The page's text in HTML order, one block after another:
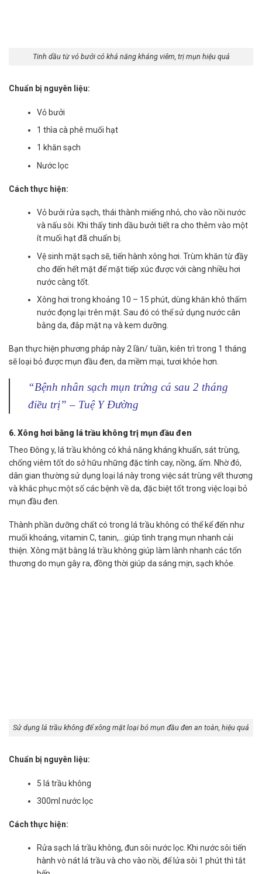
Tinh dầu từ vỏ bưởi có khả năng kháng viêm, trị mụn hiệu quả
Chuẩn bị nguyên liệu:
Vỏ bưởi
1 thìa cà phê muối hạt
1 khăn sạch
Nước lọc
Cách thực hiện:
Vỏ bưởi rửa sạch, thái thành miếng nhỏ, cho vào nồi nước
và nấu sôi. Khi thấy tinh dầu bưởi tiết ra cho thêm vào một
ít muối hạt đã chuẩn bị.
Vệ sinh mặt sạch sẽ, tiến hành xông hơi. Trùm khăn từ đầy
cho đến hết mặt để mặt tiếp xúc được với càng nhiều hơi
nước càng tốt.
Xông hơi trong khoảng 10 – 15 phút, dùng khăn khô thấm
nước đọng lại trên mặt. Sau đó có thể sử dụng nước cân
bằng da, đắp mặt nạ và kem dưỡng.
Bạn thực hiện phương pháp này 2 lần/ tuần, kiên trì trong 1 tháng
sẽ loại bỏ được mụn đầu đen, da mềm mại, tươi khỏe hơn.
“Bệnh nhân sạch mụn trứng cá sau 2 tháng
điều trị” – Tuệ Y Đường
6. Xông hơi bằng lá trầu không trị mụn đầu đen
Theo Đông y, lá trầu không có khả năng kháng khuẩn, sát trùng,
chống viêm tốt do sở hữu những đặc tính cay, nồng, ấm. Nhờ đó,
dân gian thường sử dụng loại lá này trong việc sát trùng vết thương
và khắc phục một số các bệnh về da, đặc biệt tốt trong việc loại bỏ
mụn đầu đen.
Thành phần dưỡng chất có trong lá trầu không có thể kể đến như
muối khoáng, vitamin C, tanin,…giúp tình trạng mụn nhanh cải
thiện. Xông mặt bằng lá trầu không giúp làm lành nhanh các tổn
thương do mụn gây ra, đồng thời giúp da sáng mịn, sạch khỏe.
Sử dụng lá trầu không để xông mặt loại bỏ mụn đầu đen an toàn, hiệu quả
Chuẩn bị nguyên liệu:
5 lá trầu không
300ml nước lọc
Cách thực hiện:
Rửa sạch lá trầu không, đun sôi nước lọc. Khi nước sôi tiến
hành vò nát lá trầu và cho vào nồi, để lửa sôi 1 phút thì tắt